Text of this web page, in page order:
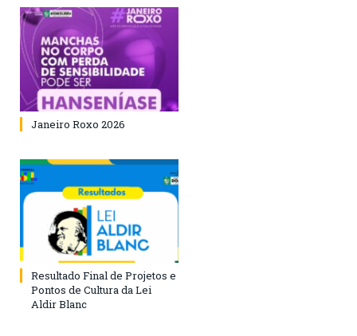
Janeiro Roxo 2026
Resultado Final de Projetos e
Pontos de Cultura da Lei
Aldir Blanc